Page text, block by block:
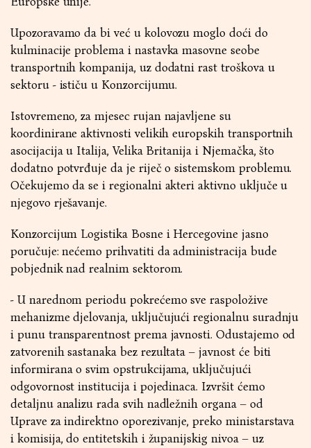
Upozoravamo da bi već u kolovozu moglo doći do
kulminacije problema i nastavka masovne seobe
transportnih kompanija, uz dodatni rast troškova u
sektoru - ističu u Konzorcijumu.
Istovremeno, za mjesec rujan najavljene su
koordinirane aktivnosti velikih europskih transportnih
asocijacija u Italija, Velika Britanija i Njemačka, što
dodatno potvrđuje da je riječ o sistemskom problemu.
Očekujemo da se i regionalni akteri aktivno uključe u
njegovo rješavanje.
Konzorcijum Logistika Bosne i Hercegovine jasno
poručuje: nećemo prihvatiti da administracija bude
pobjednik nad realnim sektorom.
- U narednom periodu pokrećemo sve raspoložive
mehanizme djelovanja, uključujući regionalnu suradnju
i punu transparentnost prema javnosti. Odustajemo od
zatvorenih sastanaka bez rezultata – javnost će biti
informirana o svim opstrukcijama, uključujući
odgovornost institucija i pojedinaca. Izvršit ćemo
detaljnu analizu rada svih nadležnih organa – od
Uprave za indirektno oporezivanje, preko ministarstava
i komisija, do entitetskih i županijskig nivoa – uz